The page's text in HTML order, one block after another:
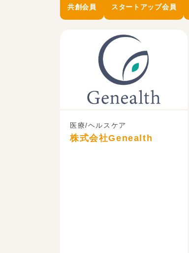
共創会員 スタートアップ会員
医療/ヘルスケア
株式会社Genealth